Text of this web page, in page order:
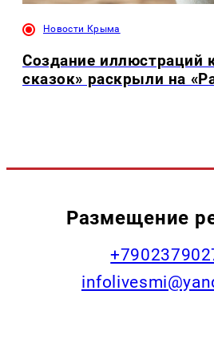
Новости Крыма
Создание иллюстраций
сказок» раскрыли на
Размещение